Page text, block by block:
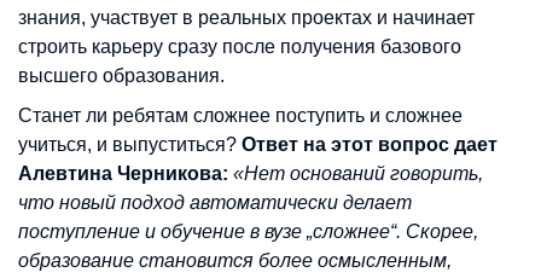
знания, участвует в реальных проектах и начинает
строить карьеру сразу после получения базового
высшего образования.
Станет ли ребятам сложнее поступить и сложнее
учиться, и выпуститься? Ответ на этот вопрос дает
Алевтина Черникова: «Нет оснований говорить,
что новый подход автоматически делает
поступление и обучение в вузе „сложнее“. Скорее,
образование становится более осмысленным,